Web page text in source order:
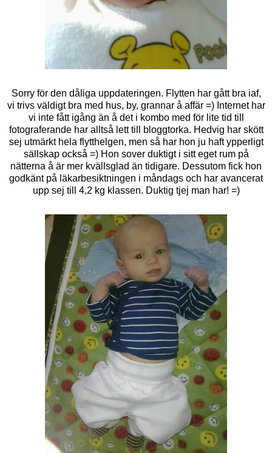
Sorry för den dåliga uppdateringen. Flytten har gått bra iaf,
vi trivs väldigt bra med hus, by, grannar å affär =) Internet har
vi inte fått igång än å det i kombo med för lite tid till
fotograferande har alltså lett till bloggtorka. Hedvig har skött
sej utmärkt hela flytthelgen, men så har hon ju haft ypperligt
sällskap också =) Hon sover duktigt i sitt eget rum på
nätterna å är mer kvällsglad än tidigare. Dessutom fick hon
godkänt på läkarbesiktningen i måndags och har avancerat
upp sej till 4,2 kg klassen. Duktig tjej man har! =)